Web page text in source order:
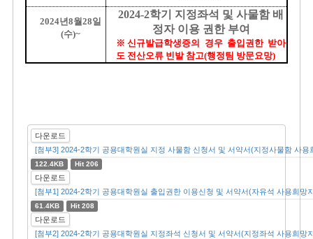
2024년8월28일
(수)~
2024-2학기 지정좌석 및 사물함 배
정자 이용 권한 부여
※신규발급학생증의 경우 출입권한 받아
도 전산오류 빈발 참고(행정팀 방문요망)
다운로드
[첨부3] 2024-2학기 공용대학원실 지정 사물함 신청서 및 서약서(지정사물함 사용
122.4KB Hit 206
다운로드
[첨부1] 2024-2학기 공용대학원실 출입권한 이용신청 및 서약서(자유석 사용희망
61.4KB Hit 208
다운로드
[첨부2] 2024-2학기 공용대학원실 지정좌석 신청서 및 서약서(지정좌석 사용희망